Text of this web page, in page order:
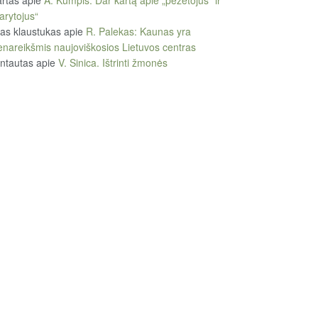
klaustukas apie R. Palekas: Kaunas yra
naujoviškosios Lietuvos centras
apie V. Sinica. Ištrinti žmonės